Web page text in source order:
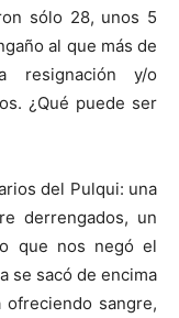
sólo 28, unos 5
al que más de
resignación y/o
¿Qué puede ser
del Pulqui: una
derrengados, un
que nos negó el
se sacó de encima
sangre,